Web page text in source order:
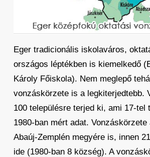
Eger tradicionális iskolaváros,
országos léptékben is kiemelkedő
Károly Főiskola). Nem meglepő
vonzáskörzete is a legkiterjedtebb.
100 településre terjed ki, ami 17-tel
1980-ban mért adat.
Abaúj-Zemplén megyére is, innen
ide (1980-ban 8 község). A